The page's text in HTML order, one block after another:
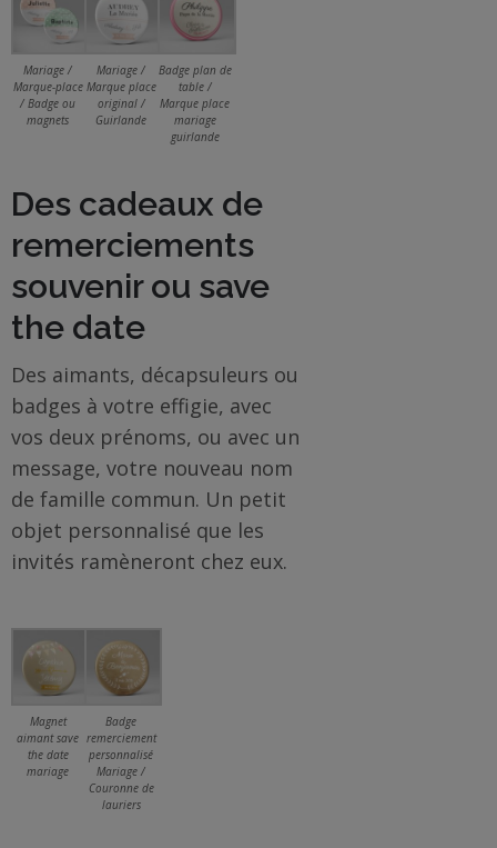
Mariage /
Marque-place
/ Badge ou
magnets
Mariage /
Marque place
original /
Guirlande
Badge plan de
table /
Marque place
mariage
guirlande
Des cadeaux de
remerciements
souvenir ou save
the date
Des aimants, décapsuleurs ou
badges à votre effigie, avec
vos deux prénoms, ou avec un
message, votre nouveau nom
de famille commun. Un petit
objet personnalisé que les
invités ramèneront chez eux.
Magnet
aimant save
the date
mariage
Badge
remerciement
personnalisé
Mariage /
Couronne de
lauriers